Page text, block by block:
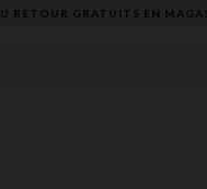
EN MAGASIN​